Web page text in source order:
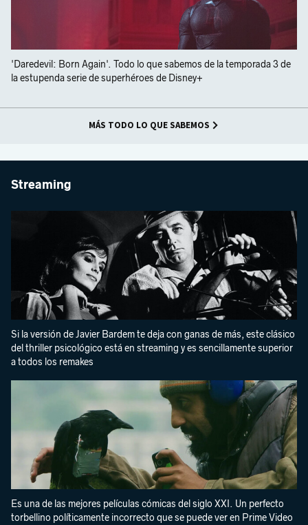
'Daredevil: Born Again'. Todo lo que sabemos de la temporada 3 de
la estupenda serie de superhéroes de Disney+
MÁS TODO LO QUE SABEMOS
Streaming
Si la versión de Javier Bardem te deja con ganas de más, este clásico
del thriller psicológico está en streaming y es sencillamente superior
a todos los remakes
Es una de las mejores películas cómicas del siglo XXI. Un perfecto
torbellino políticamente incorrecto que se puede ver en Prime Video